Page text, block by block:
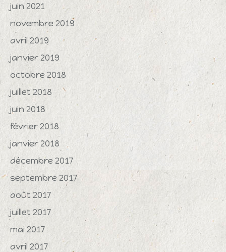
juin 2021
novembre 2019
avril 2019
janvier 2019
octobre 2018
juillet 2018
juin 2018
février 2018
janvier 2018
décembre 2017
septembre 2017
août 2017
juillet 2017
mai 2017
avril 2017